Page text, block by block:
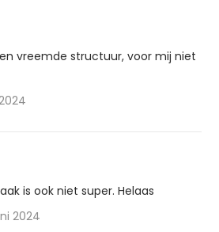
vreemde structuur, voor mij niet
is ook niet super. Helaas
2024